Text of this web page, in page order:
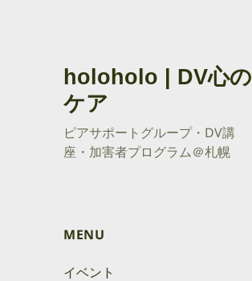
holoholo | DV心の
ケア
ピアサポートグループ・DV講
座・加害者プログラム＠札幌
MENU
イベント